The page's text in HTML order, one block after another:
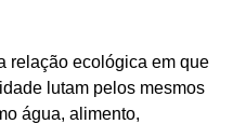
relação ecológica em que
lutam pelos mesmos
água, alimento,